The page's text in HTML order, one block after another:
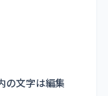
の文字は編集